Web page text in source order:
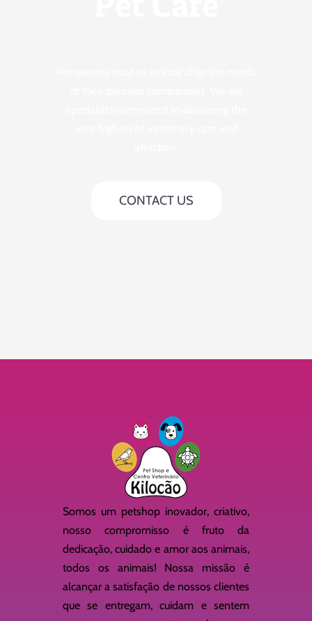
CONTACT US
Somos um petshop inovador, criativo,
nosso compromisso é fruto da
dedicação, cuidado e amor aos animais,
todos os animais! Nossa missão é
alcançar a satisfação de nossos clientes
que se entregam, cuidam e sentem